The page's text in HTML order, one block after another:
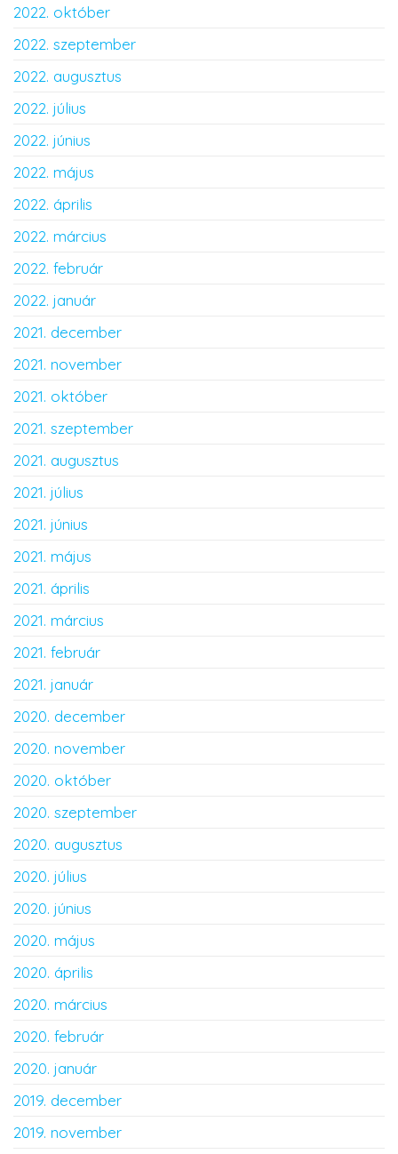
2022. október
2022. szeptember
2022. augusztus
2022. július
2022. június
2022. május
2022. április
2022. március
2022. február
2022. január
2021. december
2021. november
2021. október
2021. szeptember
2021. augusztus
2021. július
2021. június
2021. május
2021. április
2021. március
2021. február
2021. január
2020. december
2020. november
2020. október
2020. szeptember
2020. augusztus
2020. július
2020. június
2020. május
2020. április
2020. március
2020. február
2020. január
2019. december
2019. november